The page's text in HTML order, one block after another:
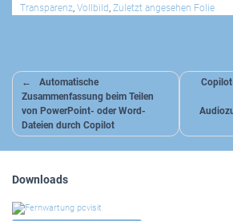
Transparenz, Vollbild, Zuletzt angesehen Folie
Beitragsnavigation
Automatische
Zusammenfassung beim Teilen
von PowerPoint- oder Word-
Dateien durch Copilot
Downloads